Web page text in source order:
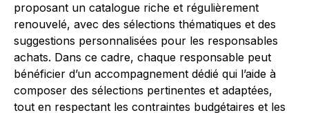
proposant un catalogue riche et régulièrement
renouvelé, avec des sélections thématiques et des
suggestions personnalisées pour les responsables
achats. Dans ce cadre, chaque responsable peut
bénéficier d’un accompagnement dédié qui l’aide à
composer des sélections pertinentes et adaptées,
tout en respectant les contraintes budgétaires et les